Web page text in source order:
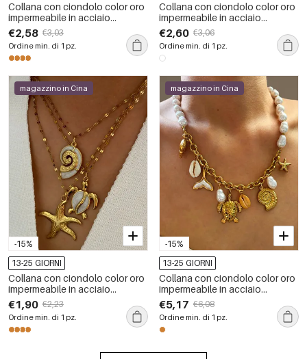
Collana con ciondolo color oro
impermeabile in acciaio
inossidabile oceanico da 1
pezzo
€2,58 €3,03
Ordine min. di 1 pz.
Collana con ciondolo color oro
impermeabile in acciaio
inossidabile con cerchio
semplice da 1 pezzo
€2,60 €3,06
Ordine min. di 1 pz.
-15%
magazzino in Cina
13-25 GIORNI
Collana con ciondolo color oro
impermeabile in acciaio
inossidabile oceanico da 1
pezzo
€1,90 €2,23
Ordine min. di 1 pz.
-15%
magazzino in Cina
13-25 GIORNI
Collana con ciondolo color oro
impermeabile in acciaio
inossidabile oceanico da 1
pezzo
€5,17 €6,08
Ordine min. di 1 pz.